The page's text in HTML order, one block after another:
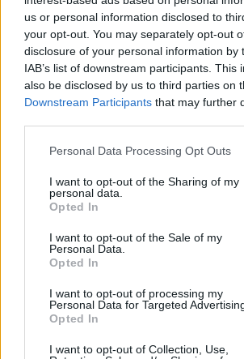
us or personal information disclosed to
your opt-out. You may separately opt-out
disclosure of your personal information by
IAB’s list of downstream participants. This
also be disclosed by us to third parties on
Downstream Participants that may further
Personal Data Processing Opt Outs
I want to opt-out of the Sharing of my
personal data.
Opted In
I want to opt-out of the Sale of my
Personal Data.
Opted In
I want to opt-out of processing my
Personal Data for Targeted
Opted In
I want to opt-out of Collection, Use,
Ondi |Předmět:RE: RE: RE: Víra v
Reakce na příspěvek#1242
Ono záleží kroky na druhu a metodě
Třeba ten Jihotyrolák Ötzi byl tak dobře
že přečkal v dobré kondici přes pět
znal osobně s Adamem a flirtoval s Evou.
Na druhou stranu mají v Hallstattu tak
své mrtvé, že je už po pár letech
od zbytků, pomalují lebku a dají do kostnice.